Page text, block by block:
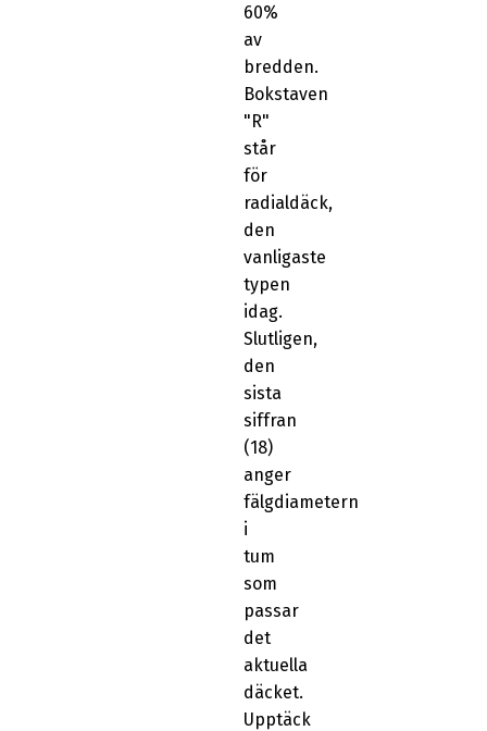
60%
av
bredden.
Bokstaven
"R"
står
för
radialdäck,
den
vanligaste
typen
idag.
Slutligen,
den
sista
siffran
(18)
anger
fälgdiametern
i
tum
som
passar
det
aktuella
däcket.
Upptäck